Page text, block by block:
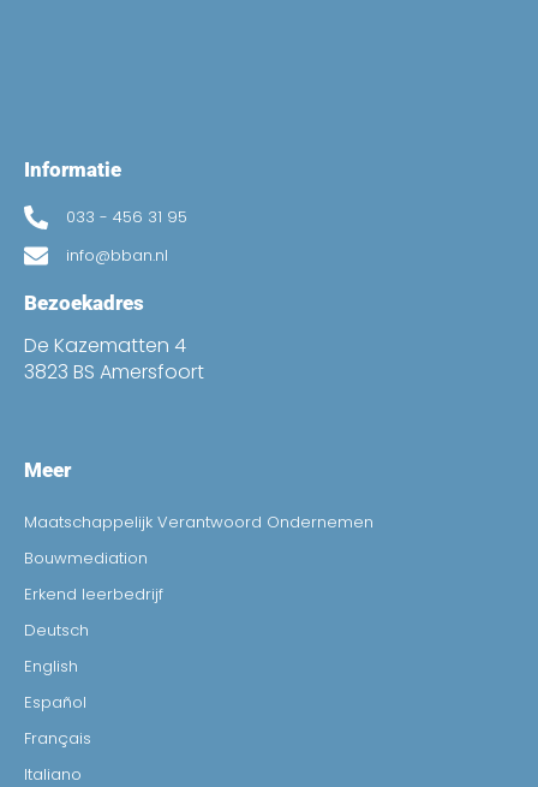
Informatie
033 - 456 31 95
info@bban.nl
Bezoekadres
De Kazematten 4
3823 BS Amersfoort
Meer
Maatschappelijk Verantwoord Ondernemen
Bouwmediation
Erkend leerbedrijf
Deutsch
English
Español
Français
Italiano